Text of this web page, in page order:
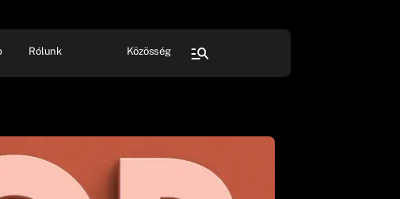
Rólunk Közösség
Összes rendezvény